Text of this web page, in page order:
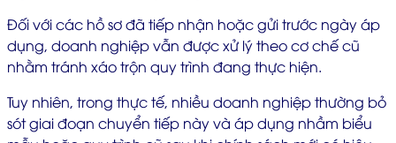
Đối với các hồ sơ đã tiếp nhận hoặc gửi trước ngày áp
dụng, doanh nghiệp vẫn được xử lý theo cơ chế cũ
nhằm tránh xáo trộn quy trình đang thực hiện.
Tuy nhiên, trong thực tế, nhiều doanh nghiệp thường bỏ
sót giai đoạn chuyển tiếp này và áp dụng nhầm biểu